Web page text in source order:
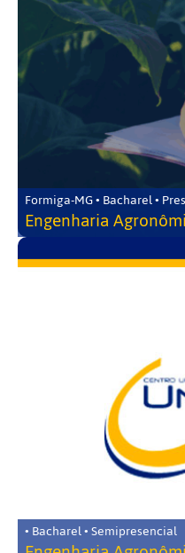
Formiga-MG • Bacharel •
Engenharia
• Bacharel • Semipresencial